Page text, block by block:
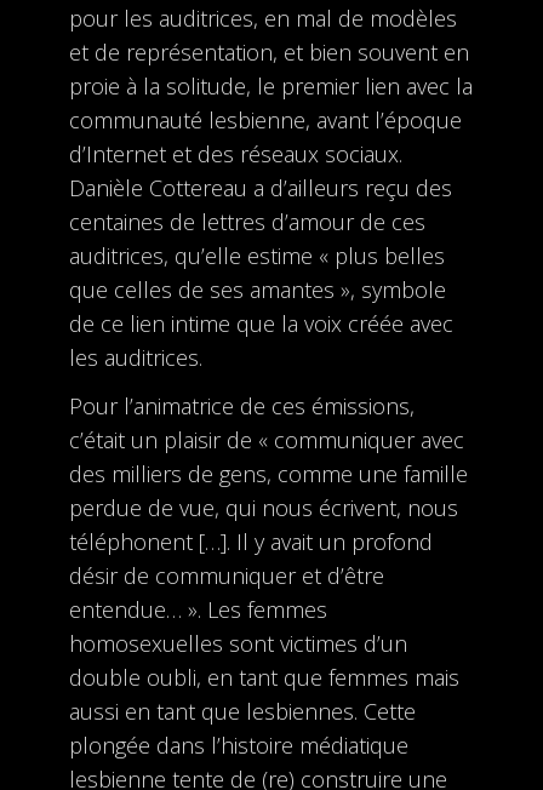
pour les auditrices, en mal de modèles
et de représentation, et bien souvent en
proie à la solitude, le premier lien avec la
communauté lesbienne, avant l’époque
d’Internet et des réseaux sociaux.
Danièle Cottereau a d’ailleurs reçu des
centaines de lettres d’amour de ces
auditrices, qu’elle estime « plus belles
que celles de ses amantes », symbole
de ce lien intime que la voix créée avec
les auditrices.
Pour l’animatrice de ces émissions,
c’était un plaisir de « communiquer avec
des milliers de gens, comme une famille
perdue de vue, qui nous écrivent, nous
téléphonent […]. Il y avait un profond
désir de communiquer et d’être
entendue… ». Les femmes
homosexuelles sont victimes d’un
double oubli, en tant que femmes mais
aussi en tant que lesbiennes. Cette
plongée dans l’histoire médiatique
lesbienne tente de (re) construire une